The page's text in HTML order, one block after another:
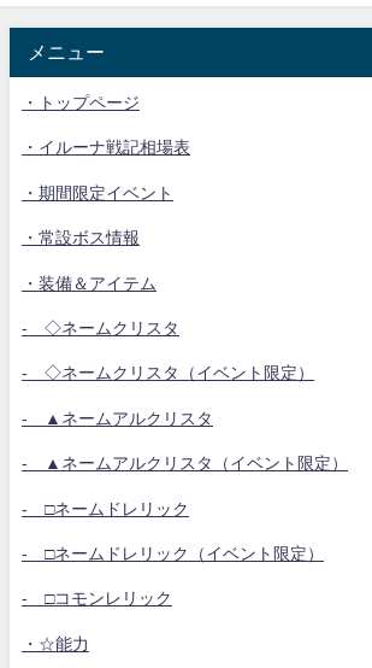
メニュー
・トップページ
・イルーナ戦記相場表
・期間限定イベント
・常設ボス情報
・装備＆アイテム
- ◇ネームクリスタ
- ◇ネームクリスタ（イベント限定）
- ▲ネームアルクリスタ
- ▲ネームアルクリスタ（イベント限定）
- □ネームドレリック
- □ネームドレリック（イベント限定）
- □コモンレリック
・☆能力